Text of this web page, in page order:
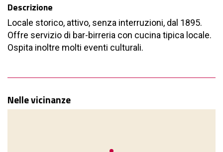
Descrizione
Locale storico, attivo, senza interruzioni, dal 1895.
Offre servizio di bar-birreria con cucina tipica locale.
Ospita inoltre molti eventi culturali.
Nelle vicinanze